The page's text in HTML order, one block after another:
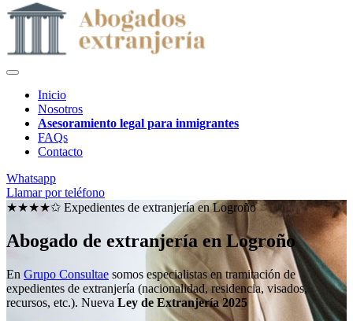
Inicio
Nosotros
Asesoramiento legal para inmigrantes
FAQs
Contacto
Whatsapp
Llamar por teléfono
★★★★✩ Expedientes de extranjería enLogroño
Abogado de extranjería en Logroño
En Grupo Consultae somos especialistas en tramitación de
expedientes de extranjería (nacionalidad, residencia, visados,
recursos, etc.). Nueva Ley de Extranjería 2025